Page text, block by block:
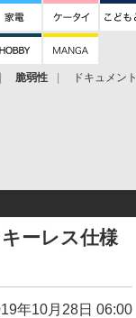
脆弱性 ドキュメント
ーレス仕様
年10月28日 06:00